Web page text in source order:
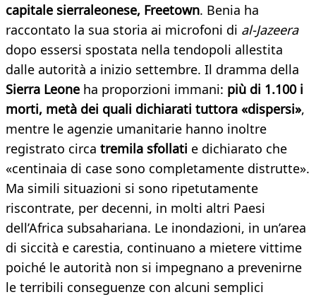
capitale sierraleonese, Freetown. Benia ha
raccontato la sua storia ai microfoni di al-Jazeera
dopo essersi spostata nella tendopoli allestita
dalle autorità a inizio settembre. Il dramma della
Sierra Leone ha proporzioni immani: più di 1.100 i
morti, metà dei quali dichiarati tuttora «dispersi»,
mentre le agenzie umanitarie hanno inoltre
registrato circa tremila sfollati e dichiarato che
«centinaia di case sono completamente distrutte».
Ma simili situazioni si sono ripetutamente
riscontrate, per decenni, in molti altri Paesi
dell’Africa subsahariana. Le inondazioni, in un’area
di siccità e carestia, continuano a mietere vittime
poiché le autorità non si impegnano a prevenirne
le terribili conseguenze con alcuni semplici